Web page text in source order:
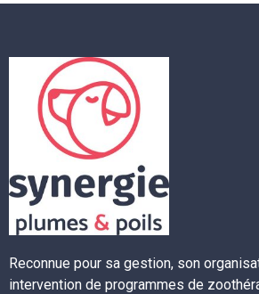
Reconnue pour sa gestion, son
intervention de programmes de